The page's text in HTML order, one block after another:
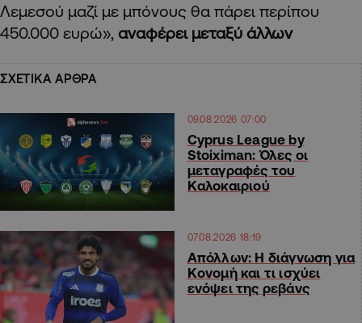
Λεμεσού μαζί με μπόνους θα πάρει περίπου
450.000 ευρώ», αναφέρει μεταξύ άλλων
ΣΧΕΤΙΚΑ ΑΡΘΡΑ
09.08.2026 07:00
Cyprus League by
Stoiximan: Όλες οι
μεταγραφές του
Καλοκαιριού
07.08.2026 18:19
Απόλλων: Η διάγνωση για
Κονομή και τι ισχύει
ενόψει της ρεβάνς